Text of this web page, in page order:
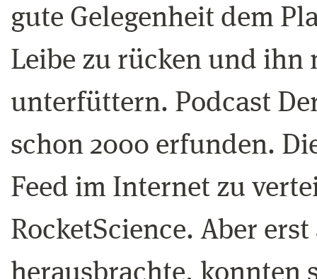
gute Gelegenheit dem
Leibe zu rücken und ihn
unterfüttern. Podcast
schon 2000 erfunden.
Feed im Internet zu
RocketScience. Aber